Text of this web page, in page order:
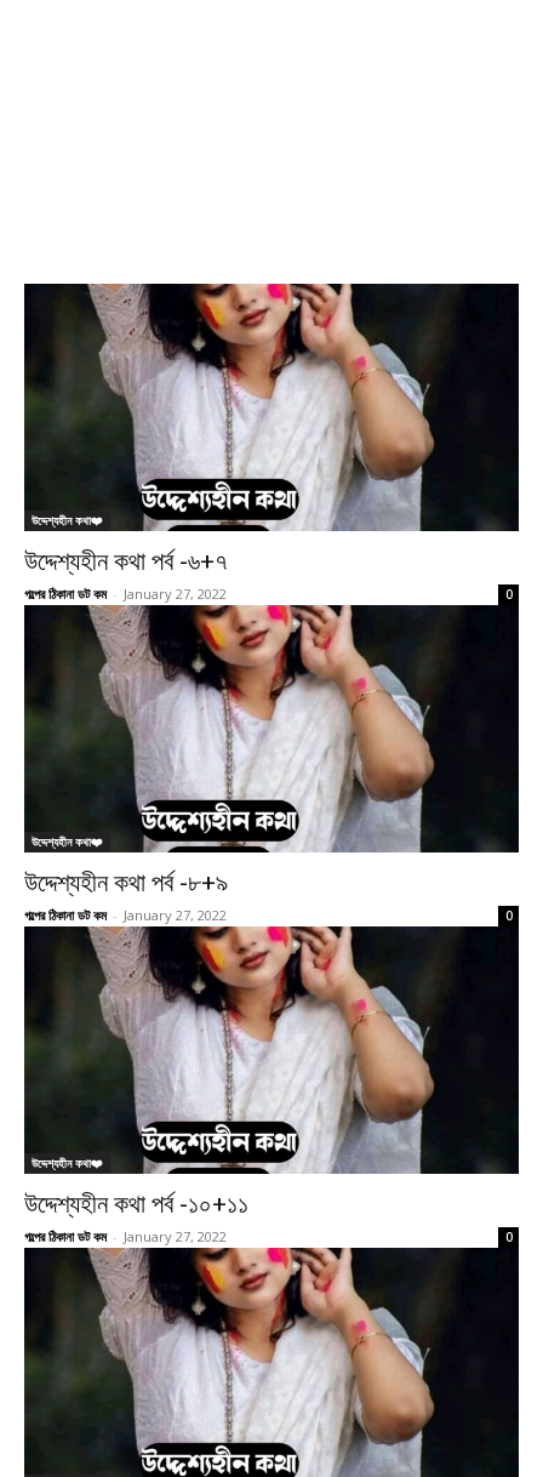
উদ্দেশ্যহীন কথা❤️
উদ্দেশ্যহীন কথা পর্ব -৬+৭
গল্পের ঠিকানা ডট কম - January 27, 2022 0
উদ্দেশ্যহীন কথা❤️
উদ্দেশ্যহীন কথা পর্ব -৮+৯
গল্পের ঠিকানা ডট কম - January 27, 2022 0
উদ্দেশ্যহীন কথা❤️
উদ্দেশ্যহীন কথা পর্ব -১০+১১
গল্পের ঠিকানা ডট কম - January 27, 2022 0